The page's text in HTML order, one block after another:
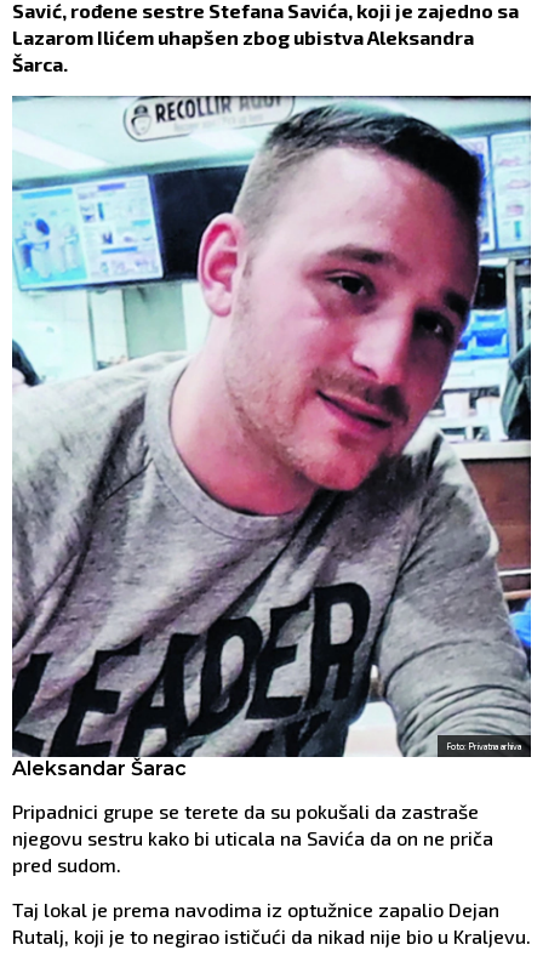
Savić, rođene sestre Stefana Savića, koji je zajedno sa
Lazarom Ilićem uhapšen zbog ubistva Aleksandra
Šarca.
Foto: Privatna arhiva
Aleksandar Šarac
Pripadnici grupe se terete da su pokušali da zastraše
njegovu sestru kako bi uticala na Savića da on ne priča
pred sudom.
Taj lokal je prema navodima iz optužnice zapalio Dejan
Rutalj, koji je to negirao ističući da nikad nije bio u Kraljevu.